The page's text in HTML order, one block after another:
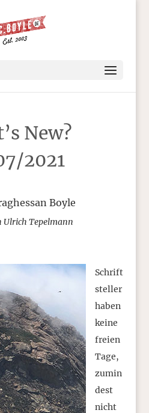
New?
2021
Boyle
Ulrich Tepelmann
Schrift
steller
haben
keine
freien
Tage,
zumin
dest
nicht